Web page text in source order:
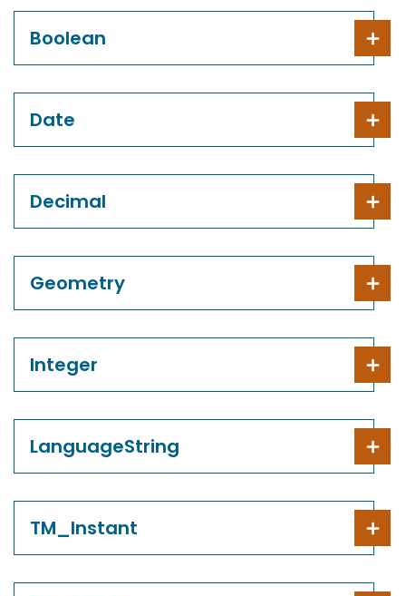
Boolean
Date
Decimal
Geometry
Integer
LanguageString
TM_Instant